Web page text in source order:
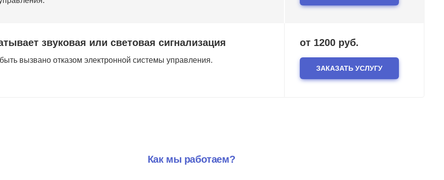
звуковая или световая сигнализация
вызвано отказом электронной системы управления.
от 1200 руб.
ЗАКАЗАТЬ УСЛУГУ
Как мы работаем?